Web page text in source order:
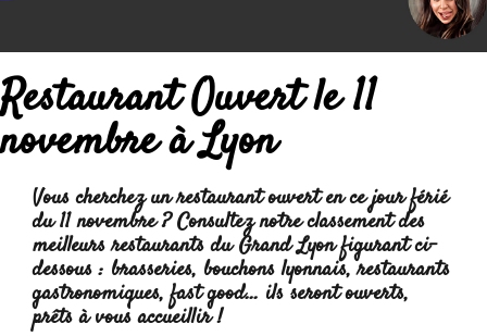
Restaurant Ouvert le 11
novembre à Lyon
Vous cherchez un restaurant ouvert en ce jour férié
du 11 novembre ? Consultez notre classement des
meilleurs restaurants du Grand Lyon figurant ci-
dessous : brasseries, bouchons lyonnais, restaurants
gastronomiques, fast good... ils seront ouverts,
prêts à vous accueillir !